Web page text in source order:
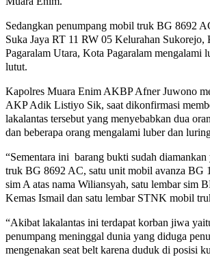
Sedangkan penumpang mobil truk BG 8692
Suka Jaya RT 11 RW 05 Kelurahan Sukorejo,
Pagaralam Utara, Kota Pagaralam mengalami
lutut.
Kapolres Muara Enim AKBP Afner Juwono
AKP Adik Listiyo Sik, saat dikonfirmasi
lakalantas tersebut yang menyebabkan dua
dan beberapa orang mengalami luber dan
“Sementara ini barang bukti sudah
truk BG 8692 AC, satu unit mobil avanza BG
sim A atas nama Wiliansyah, satu lembar sim
Kemas Ismail dan satu lembar STNK mobil
“Akibat lakalantas ini terdapat korban jiwa
penumpang meninggal dunia yang diduga
mengenakan seat belt karena duduk di posisi